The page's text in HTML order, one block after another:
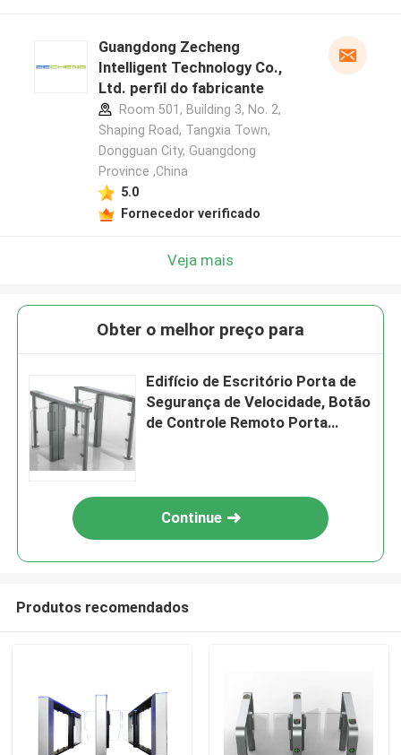
Guangdong Zecheng
Intelligent Technology Co.,
Ltd. perfil do fabricante
Room 501, Building 3, No. 2,
Shaping Road, Tangxia Town,
Dongguan City, Guangdong
Province ,China
5.0
Fornecedor verificado
Veja mais
Obter o melhor preço para
Edifício de Escritório Porta de
Segurança de Velocidade, Botão
de Controle Remoto Porta
Continue
Produtos recomendados